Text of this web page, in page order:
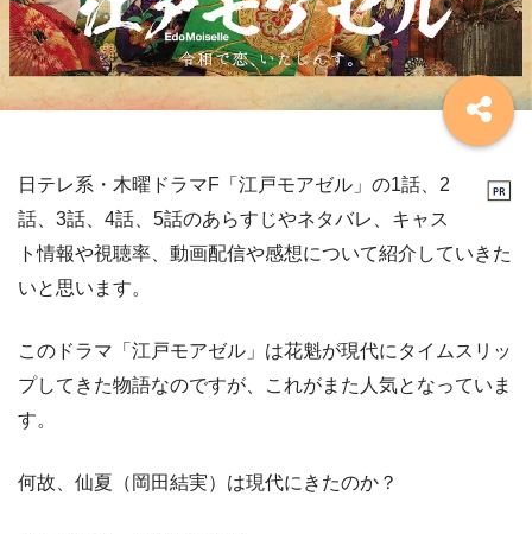
日テレ系・木曜ドラマF「江戸モアゼル」の1話、2
話、3話、4話、5話のあらすじやネタバレ、キャス
ト情報や視聴率、動画配信や感想について紹介していきた
いと思います。
このドラマ「江戸モアゼル」は花魁が現代にタイムスリッ
プしてきた物語なのですが、これがまた人気となっていま
す。
何故、仙夏（岡田結実）は現代にきたのか？